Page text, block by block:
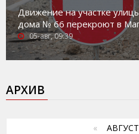
Движение на участке
дома № 66 перекроют в
05-авг, 09:39
АРХИВ
«